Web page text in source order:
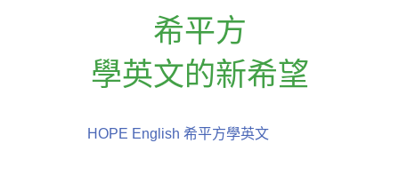
希平方
學英文的新希望
HOPE English 希平方學英文